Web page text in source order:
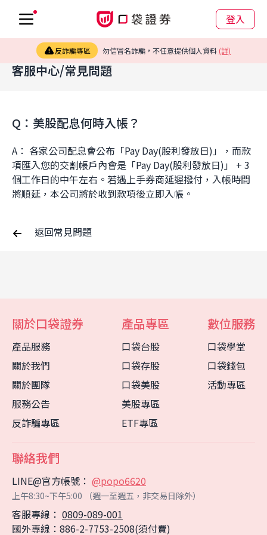
登入
反詐騙專區 勿信冒名詐騙，不任意提供個人資料 (詳)
客服中心 智能客服
客服中心/常見問題
Q：美股配息何時入帳？
A： 各家公司配息會公布「Pay Day(股利發放日)」，而款
項匯入您的交割帳戶內會是「Pay Day(股利發放日)」 + 3
個工作日的中午左右。若遇上手券商延遲撥付，入帳時間
將順延，本公司將於收到款項後立即入帳。
返回常見問題
關於口袋證券
產品服務
關於我們
關於團隊
服務公告
反詐騙專區
產品專區
口袋台股
口袋存股
口袋美股
美股專區
ETF專區
數位服務
口袋學堂
口袋錢包
活動專區
聯絡我們
LINE@官方帳號： @popo6620
上午8:30~下午5:00 （週一至週五，非交易日除外）
客服專線： 0809-089-001
國外專線：886-2-7753-2508(須付費)